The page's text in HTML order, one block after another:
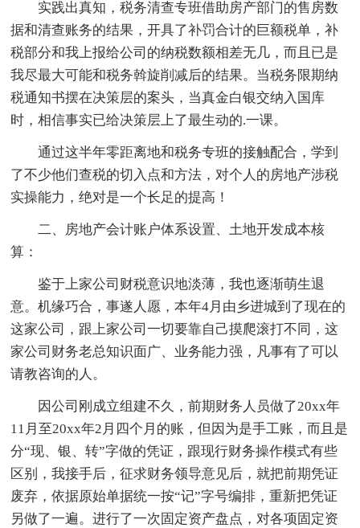
实践出真知，税务清查专班借助房产部门的售房数
据和清查账务的结果，开具了补罚合计的巨额税单，补
税部分和我上报给公司的纳税数额相差无几，而且已是
我尽最大可能和税务斡旋削减后的结果。当税务限期纳
税通知书摆在决策层的案头，当真金白银交纳入国库
时，相信事实已给决策层上了最生动的.一课。
通过这半年零距离地和税务专班的接触配合，学到
了不少他们查税的切入点和方法，对个人的房地产涉税
实操能力，绝对是一个长足的提高！
二、房地产会计账户体系设置、土地开发成本核
算：
鉴于上家公司财税意识地淡薄，我也逐渐萌生退
意。机缘巧合，事遂人愿，本年4月由乡进城到了现在的
这家公司，跟上家公司一切要靠自己摸爬滚打不同，这
家公司财务老总知识面广、业务能力强，凡事有了可以
请教咨询的人。
因公司刚成立组建不久，前期财务人员做了20xx年
11月至20xx年2月四个月的账，但因为是手工账，而且是
分“现、银、转”字做的凭证，跟现行财务操作模式有些
区别，我接手后，征求财务领导意见后，就把前期凭证
废弃，依据原始单据统一按“记”字号编排，重新把凭证
另做了一遍。进行了一次固定资产盘点，对各项固定资